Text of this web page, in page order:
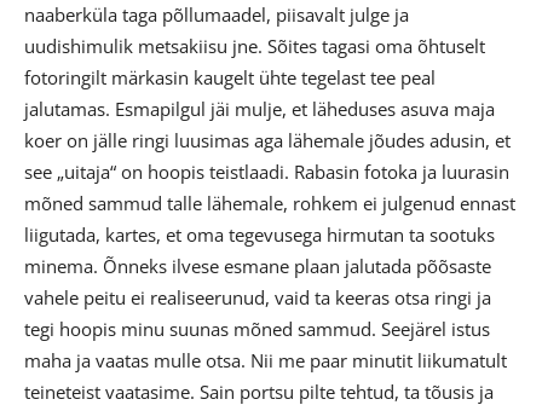
naaberküla taga põllumaadel, piisavalt julge ja
uudishimulik metsakiisu jne. Sõites tagasi oma õhtuselt
fotoringilt märkasin kaugelt ühte tegelast tee peal
jalutamas. Esmapilgul jäi mulje, et läheduses asuva maja
koer on jälle ringi luusimas aga lähemale jõudes adusin, et
see „uitaja“ on hoopis teistlaadi. Rabasin fotoka ja luurasin
mõned sammud talle lähemale, rohkem ei julgenud ennast
liigutada, kartes, et oma tegevusega hirmutan ta sootuks
minema. Õnneks ilvese esmane plaan jalutada põõsaste
vahele peitu ei realiseerunud, vaid ta keeras otsa ringi ja
tegi hoopis minu suunas mõned sammud. Seejärel istus
maha ja vaatas mulle otsa. Nii me paar minutit liikumatult
teineteist vaatasime. Sain portsu pilte tehtud, ta tõusis ja